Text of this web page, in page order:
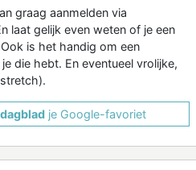
graag aanmelden via
laat gelijk even weten of je een
is het handig om een
die hebt. En eventueel vrolijke,
je Google-favoriet